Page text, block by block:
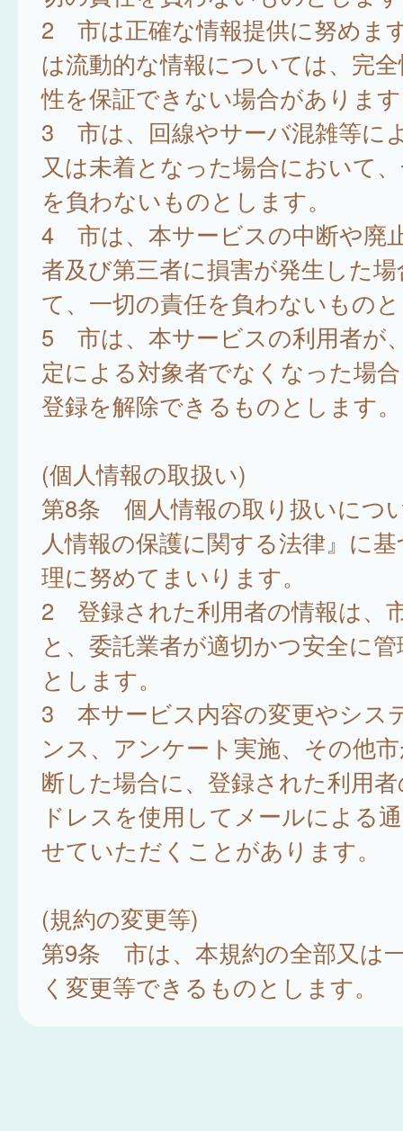
2 市は正確な情報提供に努めま
は流動的な情報については、完
性を保証できない場合がありま
3 市は、回線やサーバ混雑等に
又は未着となった場合において
を負わないものとします。
4 市は、本サービスの中断や廃
者及び第三者に損害が発生した
て、一切の責任を負わないもの
5 市は、本サービスの利用者が
定による対象者でなくなった場
登録を解除できるものとします。
(個人情報の取扱い)
第8条 個人情報の取り扱いにつ
人情報の保護に関する法律』に
理に努めてまいります。
2 登録された利用者の情報は、
と、委託業者が適切かつ安全に
とします。
3 本サービス内容の変更やシス
ンス、アンケート実施、その他
断した場合に、登録された利用
ドレスを使用してメールによる
せていただくことがあります。
(規約の変更等)
第9条 市は、本規約の全部又は
く変更等できるものとします。